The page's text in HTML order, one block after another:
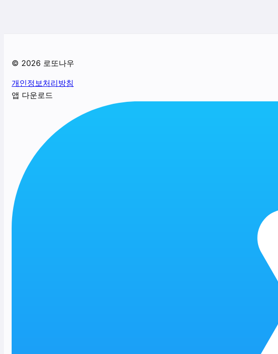
© 2026 로또나우
개인정보처리방침
앱 다운로드